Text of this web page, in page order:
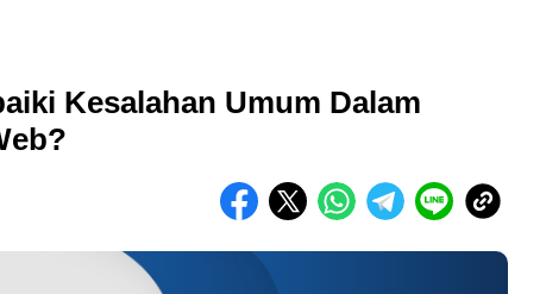
Kesalahan Umum Dalam